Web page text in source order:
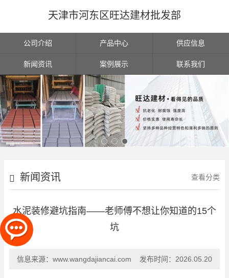
天津市河东区旺达建材批发部
公司介绍 产品中心 供应信息
新闻资讯 案例展示 联系我们
新闻资讯 查看分类
水泥装修避坑指南——老师傅不想让你知道的15个
坑
信息来源： www.wangdajiancai.com 发布时间： 2026.05.20